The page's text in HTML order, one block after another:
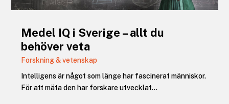
Medel IQ i Sverige – allt du
behöver veta
Forskning & vetenskap
Intelligens är något som länge har fascinerat människor.
För att mäta den har forskare utvecklat...